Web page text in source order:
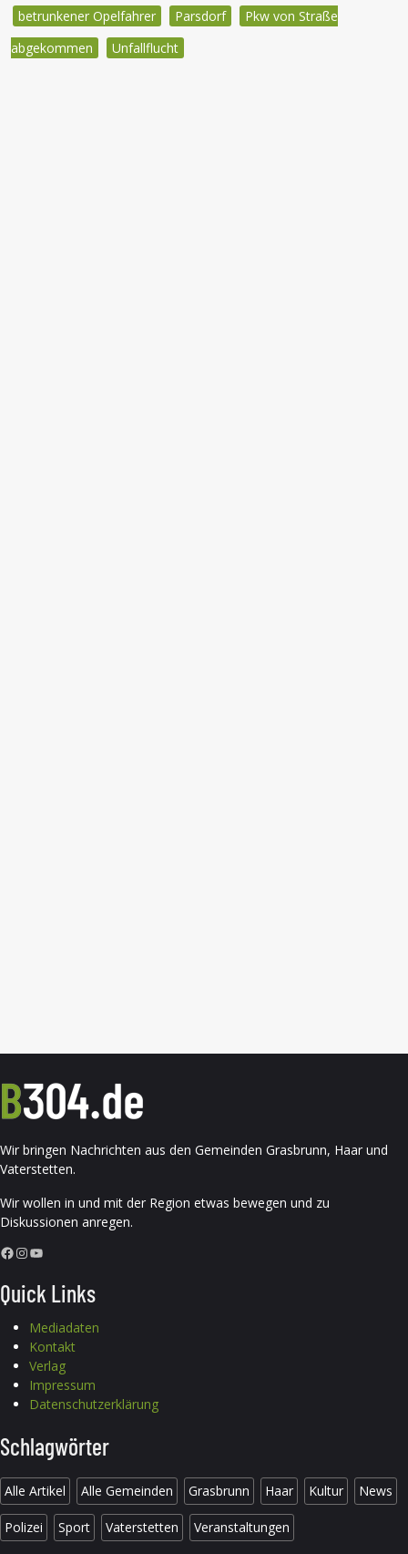
betrunkener Opelfahrer
Parsdorf
Pkw von Straße
abgekommen
Unfallflucht
Wir bringen Nachrichten aus den Gemeinden Grasbrunn, Haar und
Vaterstetten.
Wir wollen in und mit der Region etwas bewegen und zu
Diskussionen anregen.
Facebook InstagramYouTube
Quick Links
Mediadaten
Kontakt
Verlag
Impressum
Datenschutzerklärung
Schlagwörter
Alle Artikel Alle Gemeinden Grasbrunn Haar Kultur News
Polizei Sport Vaterstetten Veranstaltungen